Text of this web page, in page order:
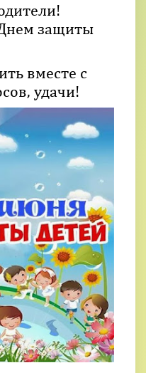
защиты
вместе с
удачи!